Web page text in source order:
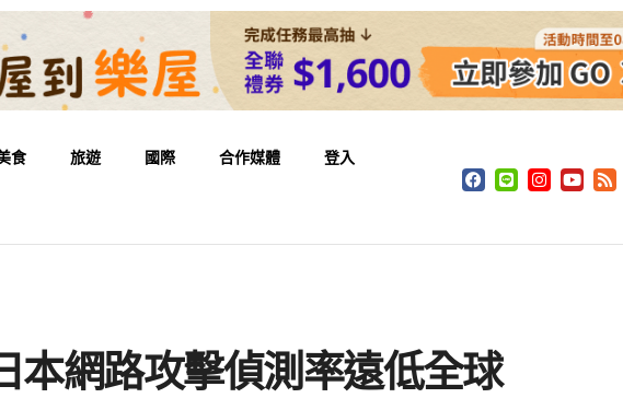
食 旅遊 國際 合作媒體 登入
本網路攻擊偵測率遠低全球